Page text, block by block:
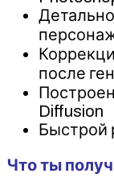
после
Diffusion
Быстрой
Что ты